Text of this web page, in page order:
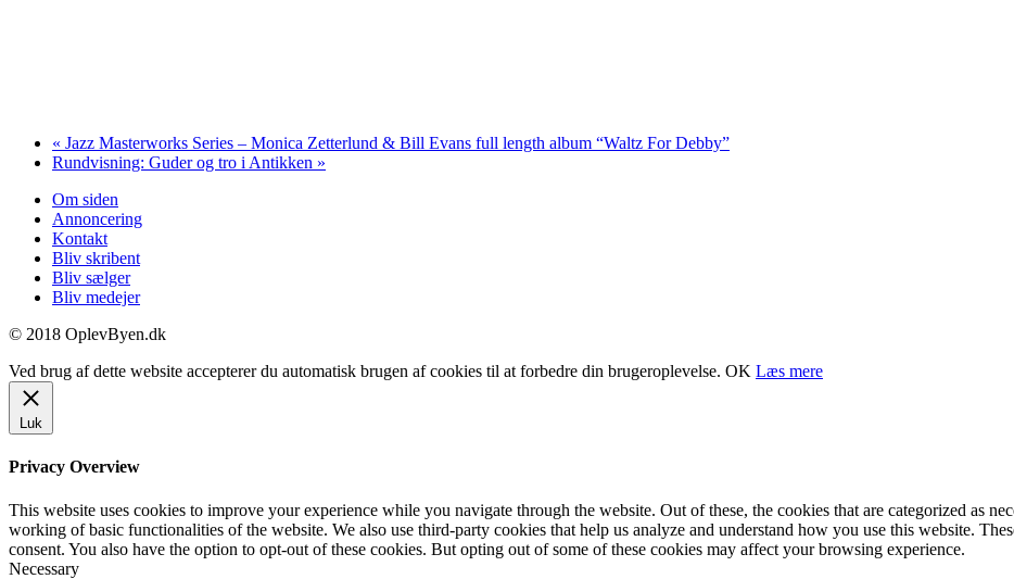
« Jazz Masterworks Series – Monica Zetterlund & Bill Evans full length album “Waltz For Debby”
Rundvisning: Guder og tro i Antikken »
Om siden
Annoncering
Kontakt
Bliv skribent
Bliv sælger
Bliv medejer
© 2018 OplevByen.dk
Ved brug af dette website accepterer du automatisk brugen af cookies til at forbedre din brugeroplevelse. OK Læs mere
Luk
Privacy Overview
This website uses cookies to improve your experience while you navigate through the website. Out of these, the cookies that are categorized as
working of basic functionalities of the website. We also use third-party cookies that help us analyze and understand how you use this website.
consent. You also have the option to opt-out of these cookies. But opting out of some of these cookies may affect your browsing experience.
Necessary